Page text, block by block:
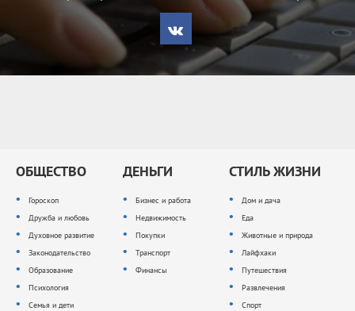
ОБЩЕСТВО
Гороскоп
Дружба и любовь
Духовное развитие
Законодательство
Образование
Психология
Семья и дети
ДЕНЬГИ
Бизнес и работа
Недвижимость
Покупки
Транспорт
Финансы
СТИЛЬ ЖИЗНИ
Дом и дача
Еда
Животные и природа
Лайфхаки
Путешествия
Развлечения
Спорт